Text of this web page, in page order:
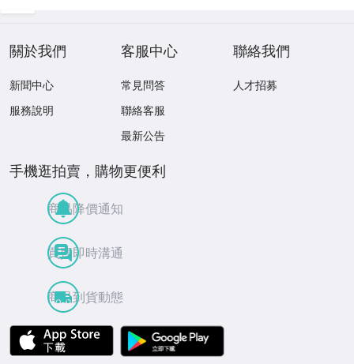
關於我們
新聞中心
服務說明
客服中心
常見問答
聯絡客服
最新公告
聯絡我們
人才招募
手機逛拍賣，購物更便利
商品降價通知
買賣即時溝通
商品到貨動態
APP Store